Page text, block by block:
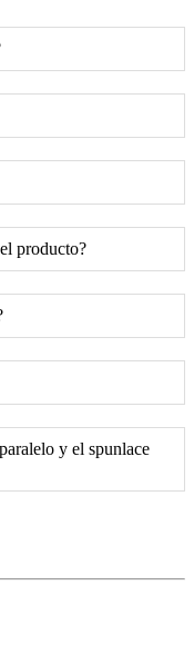
producto?
y el spunlace